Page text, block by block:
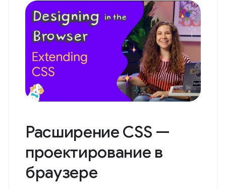
Расширение CSS —
проектирование в
браузере